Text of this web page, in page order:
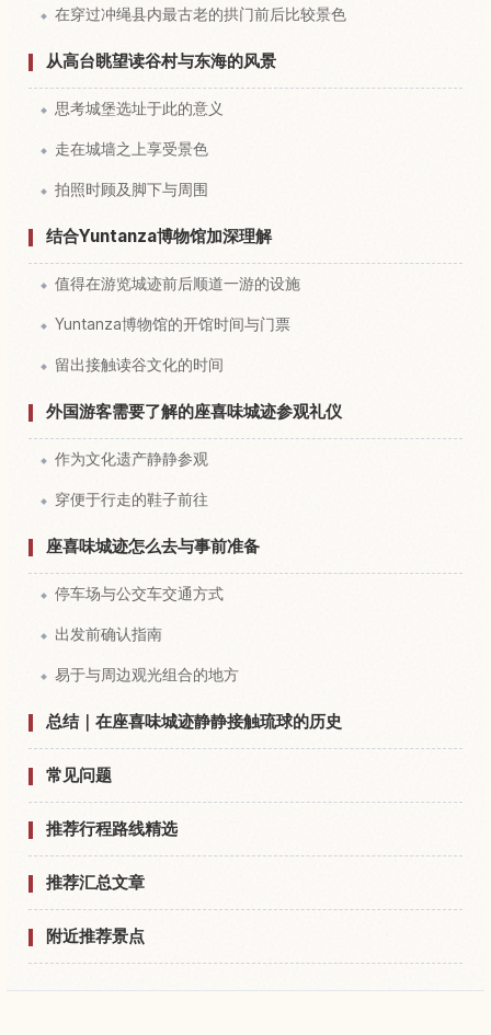
在穿过冲绳县内最古老的拱门前后比较景色
从高台眺望读谷村与东海的风景
思考城堡选址于此的意义
走在城墙之上享受景色
拍照时顾及脚下与周围
结合Yuntanza博物馆加深理解
值得在游览城迹前后顺道一游的设施
Yuntanza博物馆的开馆时间与门票
留出接触读谷文化的时间
外国游客需要了解的座喜味城迹参观礼仪
作为文化遗产静静参观
穿便于行走的鞋子前往
座喜味城迹怎么去与事前准备
停车场与公交车交通方式
出发前确认指南
易于与周边观光组合的地方
总结｜在座喜味城迹静静接触琉球的历史
常见问题
推荐行程路线精选
推荐汇总文章
附近推荐景点